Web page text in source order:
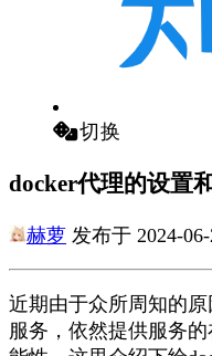
切换
docker代理的设置
赫萝 发布于 2024-
近期由于众所周知的
服务，依然提供服务